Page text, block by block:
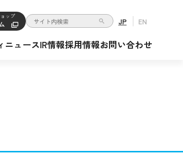
ップ
検索キーワード入力 JP EN
ニュースIR情報採用情報お問い合わせ